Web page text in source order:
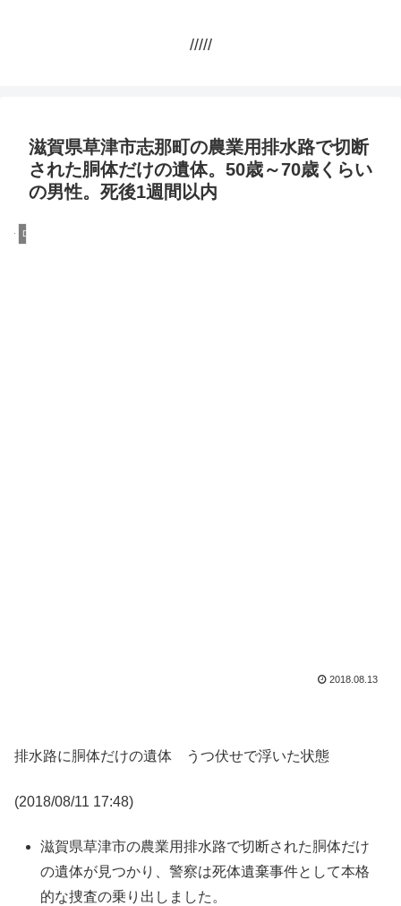
/////
滋賀県草津市志那町の農業用排水路で切断
された胴体だけの遺体。50歳～70歳くらい
の男性。死後1週間以内
DQN
2018.08.13
排水路に胴体だけの遺体 うつ伏せで浮いた状態
(2018/08/11 17:48)
滋賀県草津市の農業用排水路で切断された胴体だけ
の遺体が見つかり、警察は死体遺棄事件として本格
的な捜査の乗り出しました。